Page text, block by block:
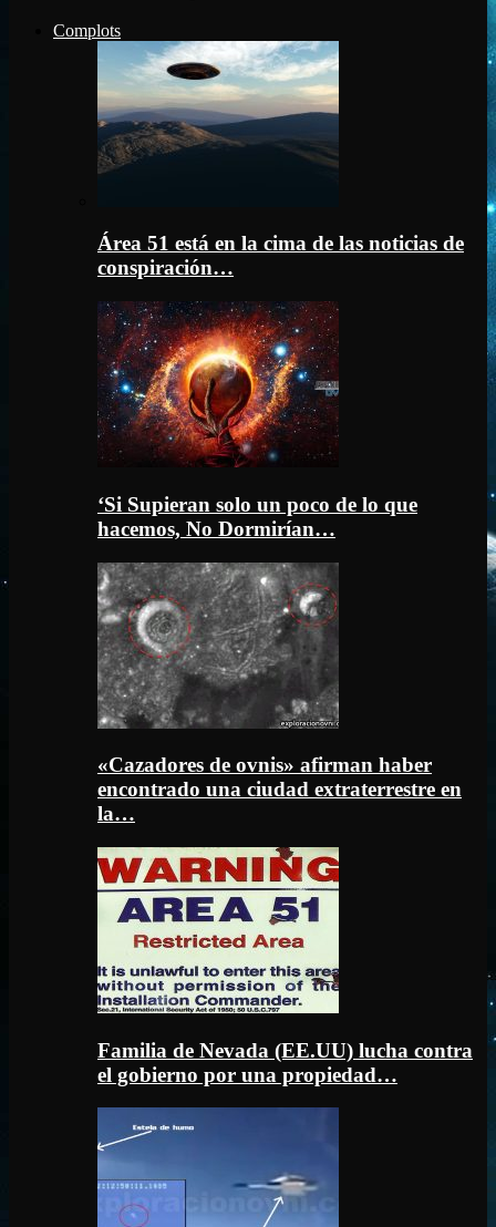
Complots
Área 51 está en la cima de las noticias de
conspiración…
‘Si Supieran solo un poco de lo que
hacemos, No Dormirían…
«Cazadores de ovnis» afirman haber
encontrado una ciudad extraterrestre en
la…
Familia de Nevada (EE.UU) lucha contra
el gobierno por una propiedad…